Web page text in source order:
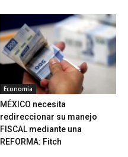
Economía
MÉXICO necesita
redireccionar su manejo
FISCAL mediante una
REFORMA: Fitch